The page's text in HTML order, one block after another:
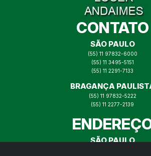
CONTATO
SÃO PAULO
(55) 11 97832-6000
(55) 11 3495-5151
(55) 11 2291-7133
BRAGANÇA
(55) 11 97832-5222
(55) 11 2277-2139
SÃO PAULO